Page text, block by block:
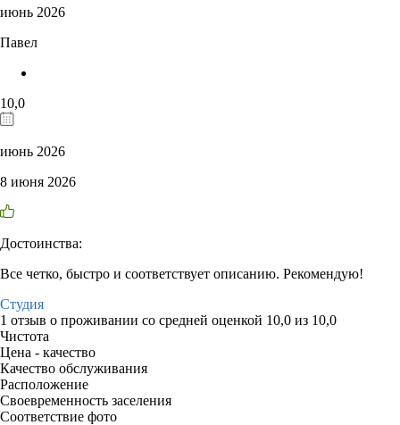
июнь 2026
Павел
10,0
июнь 2026
8 июня 2026
Достоинства:
Все четко, быстро и соответствует описанию. Рекомендую!
Студия
1 отзыв о проживании со средней оценкой 10,0 из 10,0
Чистота
Цена - качество
Качество обслуживания
Расположение
Своевременность заселения
Соответствие фото